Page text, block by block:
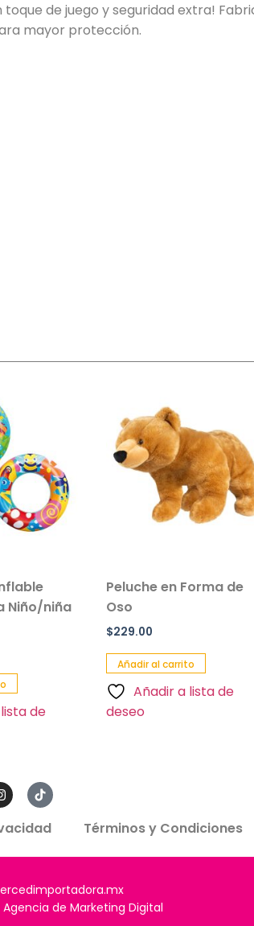
de juego y seguridad extra!
mayor protección.
Niño/niña
de
Peluche en Forma de
Oso
$229.00
Añadir al carrito
Añadir a lista de
deseo
Términos y Condiciones
de Marketing Digital